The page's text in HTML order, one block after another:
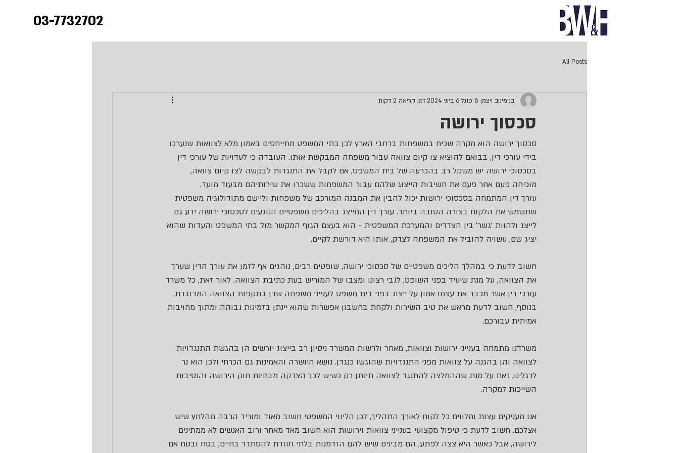
03-7732702
All Posts
סכסוך ירושה
בנימינוב ויצמן & פוגל6 ביוני 2024 זמן קריאה 2 דקות
סכסוך ירושה הוא מקרה שכיח במשפחות ברחבי הארץ לכן בתי המשפט מתייחסים באמון מלא לצוואות שנערכו
בידי עורכי דין, בבואם להוציא צו קיום צוואה עבור משפחה המבקשת אותו. העובדה כי לעדויות של עורכי דין
בסכסוכי ירושה יש משקל רב בהכרעה של בית המשפט, אם לקבל את התנגדות לבקשה לצו קיום צוואה,
מוכיחה פעם אחר פעם את חשיבות הייצוג שלהם עבור המשפחות ששכרו את שירותיהם מבעוד מועד.
עורך דין המתמחה בסכסוכי ירושות יכול להבין את המבנה המורכב של משפחות וליישם מתודולוגיה משפטית
שתשמש את הלקוח בצורה הטובה ביותר. עורך דין המייצג בהליכים משפטיים הנוגעים לסכסוכי ירושה ידע גם
לייצג ולהוות 'גשר' בין הצדדים והמערכת המשפטית - הוא בעצם הגוף המקשר מול בתי המשפט והעדות שהוא
יציג שם, עשויה להוביל את המשפחה לצדק, אותו היא דורשת לקיים.
חשוב לדעת כי במהלך הליכים משפטיים של סכסוכי ירושה, שופטים רבים, נוהגים אף לזמן את עורך הדין שערך
את הצוואה, על מנת שיעיד בפני השופט, לגבי רצונו ומצבו של המוריש בעת כתיבת הצוואה. לאור זאת, כל משרד
עורכי דין אשר מכבד את עצמו אמון על ייצוג בפני בית משפט לענייני משפחה שדן בתקפות הצוואה המדוברת.
בנוסף, חשוב לדעת מראש את טיב השירות ולקחת בחשבון אפשרות שהוא יינתן בזמינות גבוהה ומתוך מחויבות
אמיתית עבורכם.
משרדנו מתמחה בענייני ירושות וצוואות, מאחר ולרשות המשרד ניסיון רב בייצוג יורשים הן בהגשת התנגדויות
לצוואה והן בהגנה על צוואות מפני התנגדויות שהוגשו כנגדן. נושא היושרה והאמינות גם הכרחי ולכן הוא נר
לרגלינו, זאת על מנת שההמלצה להתנגד לצוואה תינתן רק כשיש לכך הצדקה מבחינת חוק הירושה והנסיבות
השייכות למקרה.
אנו מעניקים עצות ומלווים כל לקוח לאורך התהליך, לכן הליווי המשפטי חשוב מאוד ומוריד הרבה מהלחץ שיש
אצלכם. חשוב לדעת כי טיפול מקצועי בענייני צוואות וירושות הוא חשוב מאד מאחר ורוב האנשים לא ממתינים
לירושה, אבל כאשר היא צצה לפתע, הם מבינים שיש להם הזדמנות בלתי חוזרת להסתדר בחיים, בטח ובטח אם